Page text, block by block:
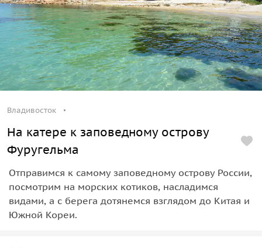
Владивосток
На катере к заповедному острову
Фуругельма
Отправимся к самому заповедному острову России,
посмотрим на морских котиков, насладимся
видами, а с берега дотянемся взглядом до Китая и
Южной Кореи.